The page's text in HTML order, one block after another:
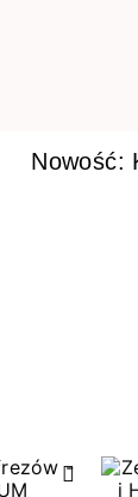
Nowość: